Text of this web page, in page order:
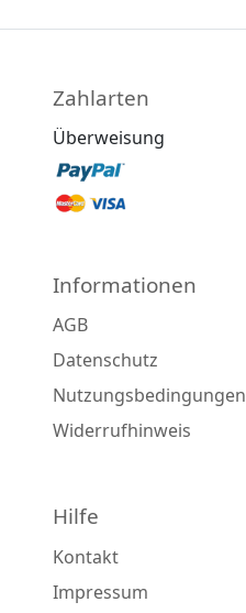
Zahlarten
Überweisung
Informationen
AGB
Datenschutz
Nutzungsbedingungen
Widerrufhinweis
Hilfe
Kontakt
Impressum